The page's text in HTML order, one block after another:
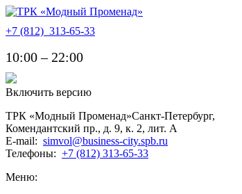
+7 (812) 313-65-33
10:00 – 22:00
Включить версию
ТРК «Модный Променад»Санкт-Петербург,
Комендантский пр., д. 9, к. 2, лит. A
E-mail: simvol@business-city.spb.ru
Телефоны: +7 (812) 313-65-33
Меню: